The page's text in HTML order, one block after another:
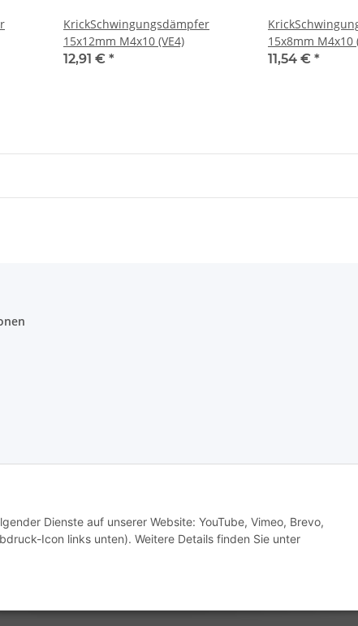
Dienste auf unserer Website: YouTube, Vimeo, Brevo,
Icon links unten). Weitere Details finden Sie unter
KrickSchwingungsdämpfer
15x12mm M4x10 (VE4)
12,91 € *
15x8mm M4x10
11,54 € *